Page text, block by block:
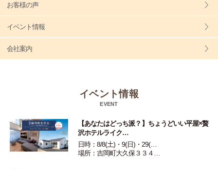
お客様の声
イベント情報
会社案内
イベント情報
EVENT
【あなたはどっち派？】ちょうどいい平屋×贅
沢ホテルライク…
日時：8/8(土)・9(日)・29(…
場所：吉岡町大久保３３４…